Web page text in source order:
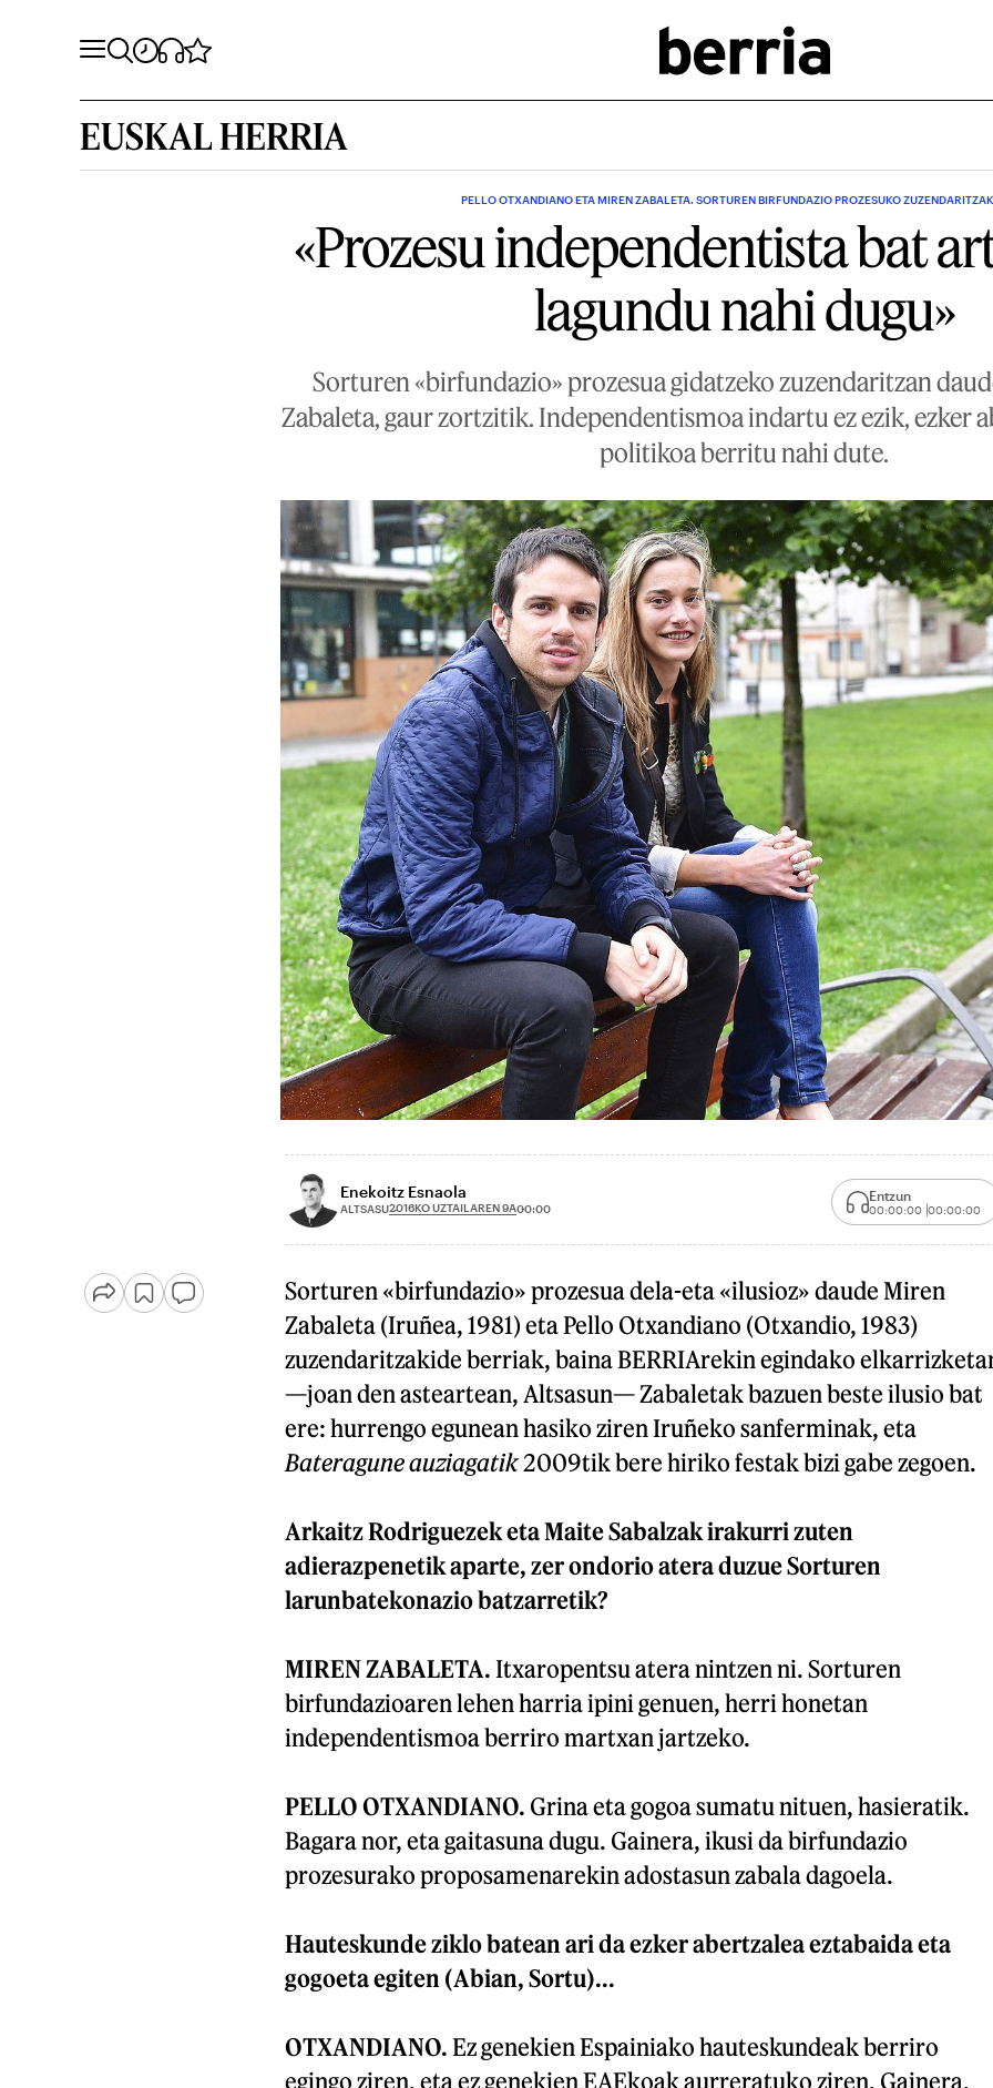
EUSKAL HERRIA
PELLO OTXANDIANO ETA MIREN ZABALETA. SORTUREN BIRFUNDAZIO PROZESUKO
«Prozesu independentista bat
lagundu nahi dugu»
Sorturen «birfundazio» prozesua gidatzeko zuzendaritzan
Zabaleta, gaur zortzitik. Independentismoa indartu ez ezik, ezker
politikoa berritu nahi dute.
Enekoitz Esnaola
ALTSASU2016KO UZTAILAREN 9A00:00
Entzun
00:00:00 00:00:00
Sorturen «birfundazio» prozesua dela-eta «ilusioz» daude Miren
Zabaleta (Iruñea, 1981) eta Pello Otxandiano (Otxandio, 1983)
zuzendaritzakide berriak, baina BERRIArekin egindako
—joan den asteartean, Altsasun— Zabaletak bazuen beste ilusio bat
ere: hurrengo egunean hasiko ziren Iruñeko sanferminak, eta
Bateragune auziagatik2009tik bere hiriko festak bizi gabe zegoen.
Arkaitz Rodriguezek eta Maite Sabalzak irakurri zuten
adierazpenetik aparte, zer ondorio atera duzue Sorturen
larunbatekonazio batzarretik?
MIREN ZABALETA. Itxaropentsu atera nintzen ni. Sorturen
birfundazioaren lehen harria ipini genuen, herri honetan
independentismoa berriro martxan jartzeko.
PELLO OTXANDIANO. Grina eta gogoa sumatu nituen, hasieratik.
Bagara nor, eta gaitasuna dugu. Gainera, ikusi da birfundazio
prozesurako proposamenarekin adostasun zabala dagoela.
Hauteskunde ziklo batean ari da ezker abertzalea eztabaida eta
gogoeta egiten (Abian, Sortu)...
OTXANDIANO. Ez genekien Espainiako hauteskundeak berriro
egingo ziren, eta ez genekien EAEkoak aurreratuko ziren. Gainera,